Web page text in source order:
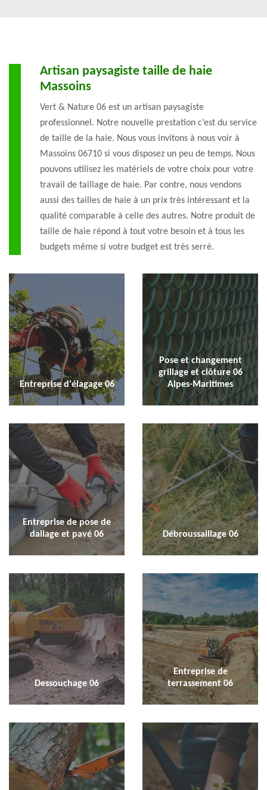
Artisan paysagiste taille de haie
Massoins
Vert & Nature 06 est un artisan paysagiste
professionnel. Notre nouvelle prestation c’est du service
de taille de la haie. Nous vous invitons à nous voir à
Massoins 06710 si vous disposez un peu de temps. Nous
pouvons utilisez les matériels de votre choix pour votre
travail de taillage de haie. Par contre, nous vendons
aussi des tailles de haie à un prix très intéressant et la
qualité comparable à celle des autres. Notre produit de
taille de haie répond à tout votre besoin et à tous les
budgets même si votre budget est très serré.
Entreprise d'élagage 06
Pose et changement
grillage et clôture 06
Alpes-Maritimes
Entreprise de pose de
dallage et pavé 06
Débroussaillage 06
Dessouchage 06
Entreprise de
terrassement 06